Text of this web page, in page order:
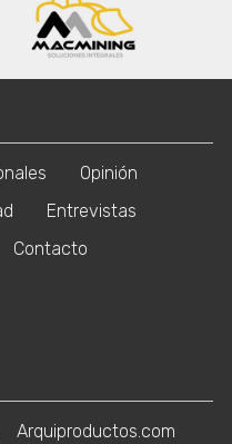
Opinión
Entrevistas
Contacto
Arquiproductos.com